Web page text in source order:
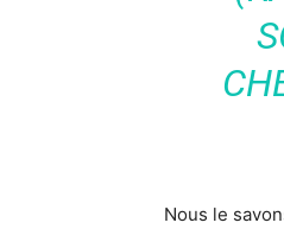
Nous le